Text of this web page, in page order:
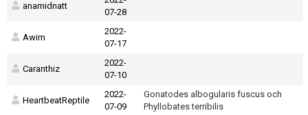
anamidnatt
07-28
Awim
2022-
07-17
Caranthiz
2022-
07-10
HeartbeatReptile
2022-
07-09
Gonatodes albogularis fuscus och
Phyllobates terribilis